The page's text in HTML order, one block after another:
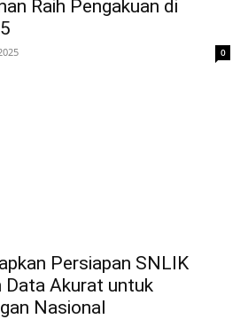
Raih Pengakuan di
0
Persiapan SNLIK
Data Akurat untuk
Nasional